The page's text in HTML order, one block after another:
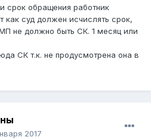
с Трудовым законодательством
о согласительной комиссии
срок обращения работник
как суд должен исчислять срок,
не должно быть СК. 1 месяц или
СК т.к. не продусмотрена она в
2017